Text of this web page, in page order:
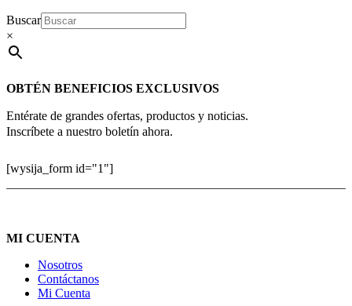
Buscar
×
OBTÉN BENEFICIOS EXCLUSIVOS
Entérate de grandes ofertas, productos y noticias.
Inscríbete a nuestro boletín ahora.
[wysija_form id="1"]
MI CUENTA
Nosotros
Contáctanos
Mi Cuenta